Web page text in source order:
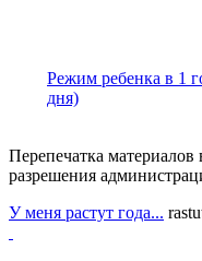
Режим ребенка в 1
дня)
Перепечатка
разрешения
У меня растут года...